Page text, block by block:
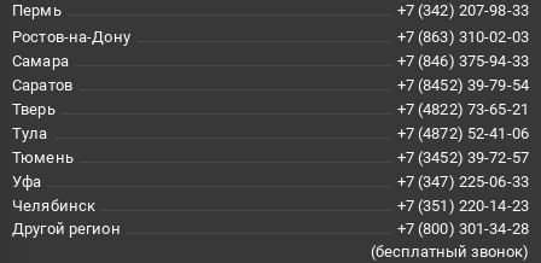
Пермь
+7 (342) 207-98-33
Ростов-на-Дону
+7 (863) 310-02-03
Самара
+7 (846) 375-94-33
Саратов
+7 (8452) 39-79-54
Тверь
+7 (4822) 73-65-21
Тула
+7 (4872) 52-41-06
Тюмень
+7 (3452) 39-72-57
Уфа
+7 (347) 225-06-33
Челябинск
+7 (351) 220-14-23
Другой регион
+7 (800) 301-34-28
(бесплатный звонок)